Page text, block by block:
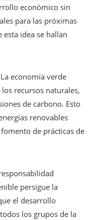
económico sin
para las próximas
esta idea se hallan
La economía verde
recursos naturales,
de carbono. Esto
renovables
de prácticas de
persigue la
el desarrollo
los grupos de la